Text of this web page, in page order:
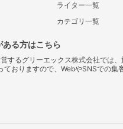
ライター一覧
カテゴリ一覧
る方はこちら
するグリーエックス株式会社では
おりますので、WebやSNSでの集